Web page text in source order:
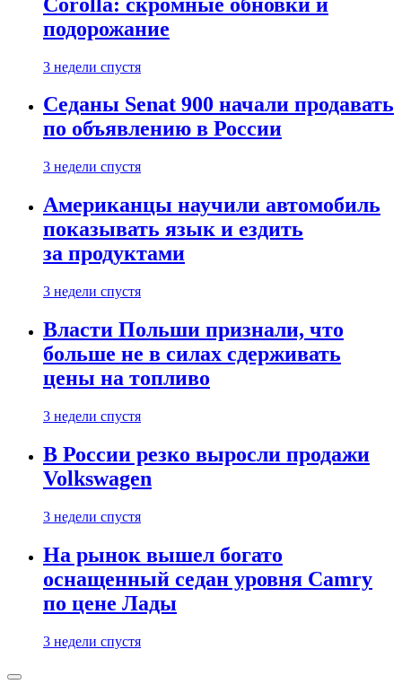
подорожание
3 недели спустя
Седаны Senat 900 начали продавать
по объявлению в России
3 недели спустя
Американцы научили автомобиль
показывать язык и ездить
за продуктами
3 недели спустя
Власти Польши признали, что
больше не в силах сдерживать
цены на топливо
3 недели спустя
В России резко выросли продажи
Volkswagen
3 недели спустя
На рынок вышел богато
оснащенный седан уровня Camry
по цене Лады
3 недели спустя